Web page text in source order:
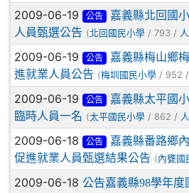
2009-06-19 公告
嘉義縣北回國
人員甄選公告 (北回國民小學 / 793 /
2009-06-19 公告
嘉義縣梅山鄉
進就業人員公告 (梅圳國民小學 / 952 /
2009-06-19 公告
嘉義縣太平國
臨時人員一名 (太平國民小學 / 862 /
2009-06-18 公告
嘉義縣番路鄉
促進就業人員甄選結果公告 (內甕國
2009-06-18 公告嘉義縣98學年